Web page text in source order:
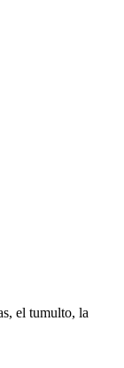
el tumulto, la